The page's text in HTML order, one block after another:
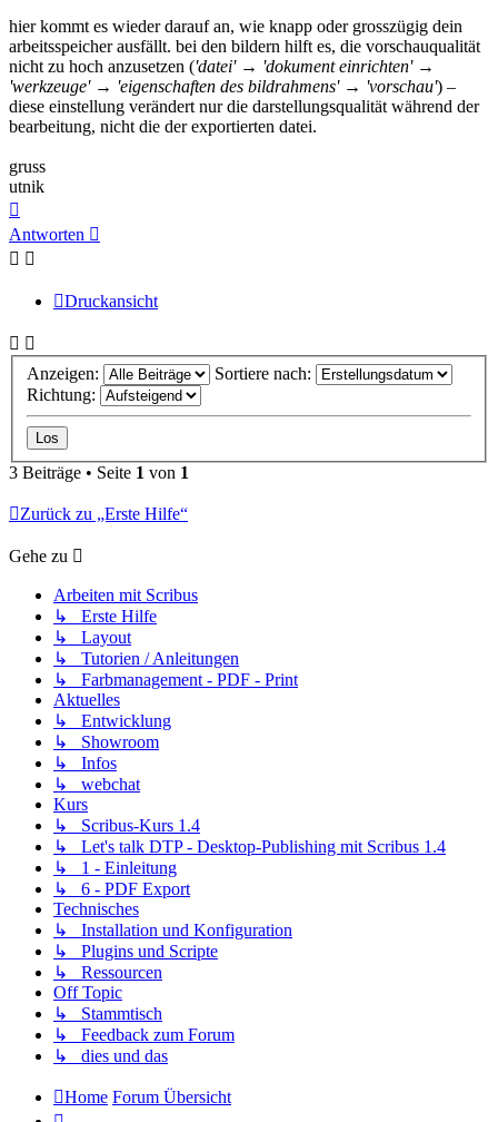
hier kommt es wieder darauf an, wie knapp oder grosszügig dein
arbeitsspeicher ausfällt. bei den bildern hilft es, die vorschauqualität
nicht zu hoch anzusetzen ('datei' → 'dokument einrichten' →
'werkzeuge' → 'eigenschaften des bildrahmens' → 'vorschau') –
diese einstellung verändert nur die darstellungsqualität während der
bearbeitung, nicht die der exportierten datei.
gruss
utnik
oben
Antworten
Druckansicht
Anzeigen:
Sortiere nach:
Richtung:
3 Beiträge • Seite 1 von 1
Zurück zu „Erste Hilfe“
Gehe zu
Arbeiten mit Scribus
↳ Erste Hilfe
↳ Layout
↳ Tutorien / Anleitungen
↳ Farbmanagement - PDF - Print
Aktuelles
↳ Entwicklung
↳ Showroom
↳ Infos
↳ webchat
Kurs
↳ Scribus-Kurs 1.4
↳ Let's talk DTP - Desktop-Publishing mit Scribus 1.4
↳ 1 - Einleitung
↳ 6 - PDF Export
Technisches
↳ Installation und Konfiguration
↳ Plugins und Scripte
↳ Ressourcen
Off Topic
↳ Stammtisch
↳ Feedback zum Forum
↳ dies und das
Home Forum Übersicht